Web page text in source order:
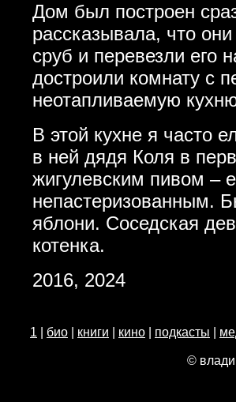
Дом был построен
рассказывала, что
сруб и перевезли его
достроили комнату с
неотапливаемую
В этой кухне я часто
в ней дядя Коля в
жигулевским пивом –
непастеризованным.
яблони. Соседская
котенка.
2016, 2024
1 био книги кино подкасты
©